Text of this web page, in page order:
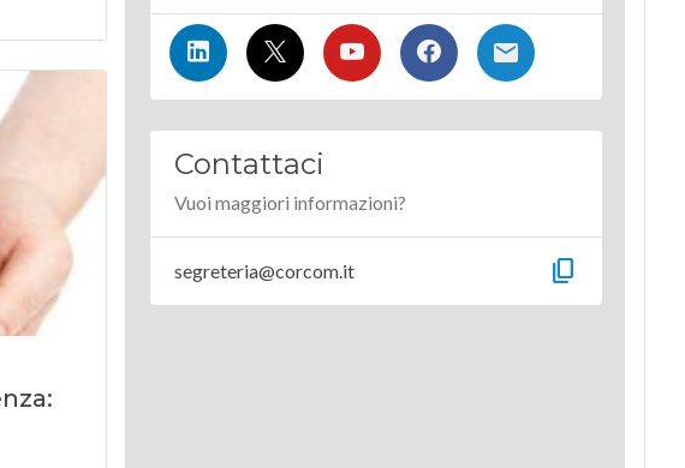
Contattaci
Vuoi maggiori informazioni?
segreteria@corcom.it content_copy